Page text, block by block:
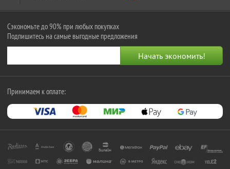
Сэкономьте до 90% при любых покупках
Подпишитесь на самые выгодные предложения
Принимаем к оплате: